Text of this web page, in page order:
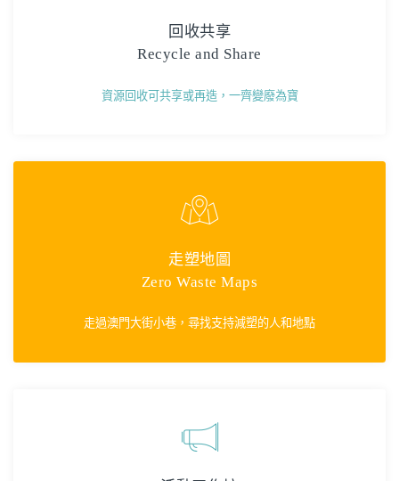
回收共享
Recycle and Share
資源回收可共享或再造，一齊變廢為寶
走塑地圖
Zero Waste Maps
走過澳門大街小巷，尋找支持減塑的人和地點